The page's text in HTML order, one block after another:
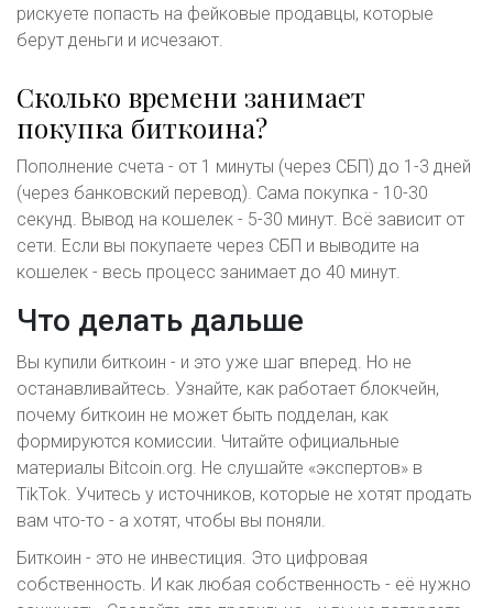
рискуете попасть на фейковые продавцы, которые
берут деньги и исчезают.
Сколько времени занимает
покупка биткоина?
Пополнение счета - от 1 минуты (через СБП) до 1-3 дней
(через банковский перевод). Сама покупка - 10-30
секунд. Вывод на кошелек - 5-30 минут. Всё зависит от
сети. Если вы покупаете через СБП и выводите на
кошелек - весь процесс занимает до 40 минут.
Что делать дальше
Вы купили биткоин - и это уже шаг вперед. Но не
останавливайтесь. Узнайте, как работает блокчейн,
почему биткоин не может быть подделан, как
формируются комиссии. Читайте официальные
материалы Bitcoin.org. Не слушайте «экспертов» в
TikTok. Учитесь у источников, которые не хотят продать
вам что-то - а хотят, чтобы вы поняли.
Биткоин - это не инвестиция. Это цифровая
собственность. И как любая собственность - её нужно